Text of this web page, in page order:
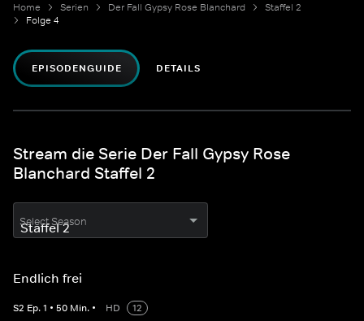
Home Serien Der Fall Gypsy Rose Blanchard
Staffel 2
Folge 4
EPISODENGUIDE DETAILS
Stream die Serie Der Fall Gypsy Rose
Blanchard Staffel 2
Select Season
Endlich frei
S2 Ep.1 • 50 Min. • HD
12